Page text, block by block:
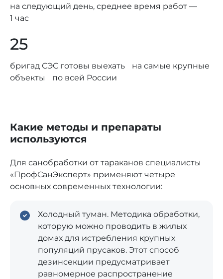
на следующий день, среднее время работ —
1 час
25
бригад СЭС готовы выехать на самые крупные
объекты по всей России
Какие методы и препараты
используются
Для санобработки от тараканов специалисты
«ПрофСанЭксперт» применяют четыре
основных современных технологии:
Холодный туман. Методика обработки,
которую можно проводить в жилых
домах для истребления крупных
популяций прусаков. Этот способ
дезинсекции предусматривает
равномерное распространение